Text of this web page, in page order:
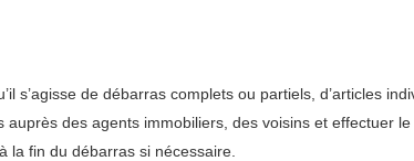
s’agisse de débarras complets ou partiels, d’articles
des agents immobiliers, des voisins et effectuer
la fin du débarras si nécessaire.